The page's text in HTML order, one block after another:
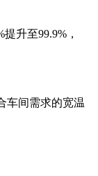
升至99.9%，
车间需求的宽温